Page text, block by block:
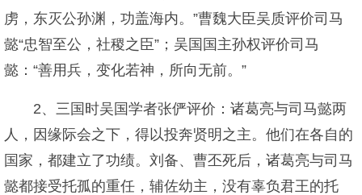
虏，东灭公孙渊，功盖海内。”曹魏大臣吴质评价司马
懿“忠智至公，社稷之臣”；吴国国主孙权评价司马
懿：“善用兵，变化若神，所向无前。”
2、三国时吴国学者张俨评价：诸葛亮与司马懿两
人，因缘际会之下，得以投奔贤明之主。他们在各自的
国家，都建立了功绩。刘备、曹丕死后，诸葛亮与司马
懿都接受托孤的重任，辅佐幼主，没有辜负君王的托